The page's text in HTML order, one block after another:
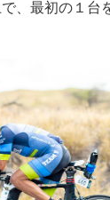
、最初の１台